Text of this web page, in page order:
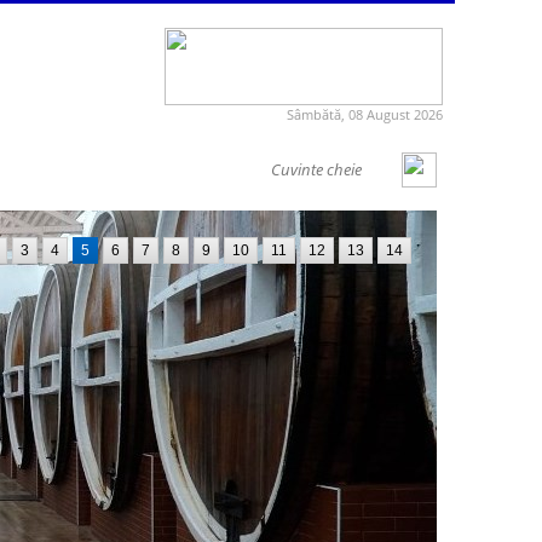
Sâmbătă, 08 August 2026
3 4 5 6 7 8 9 10 11 12 13 14